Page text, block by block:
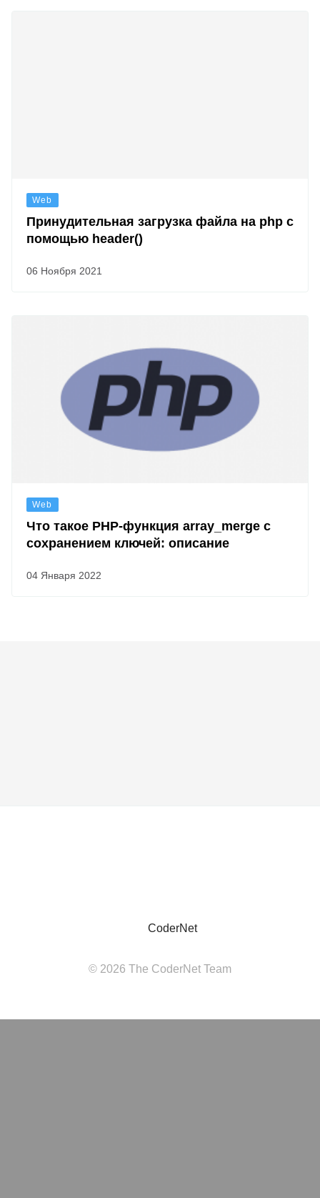
Web
Принудительная загрузка файла на php с
помощью header()
06 Ноября 2021
Web
Что такое PHP-функция array_merge с
сохранением ключей: описание
04 Января 2022
CoderNet
© 2026 The CoderNet Team